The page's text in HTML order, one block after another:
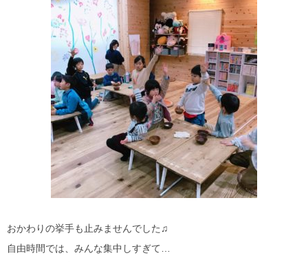
おかわりの挙手も止みませんでした♫
自由時間では、みんな集中しすぎて…